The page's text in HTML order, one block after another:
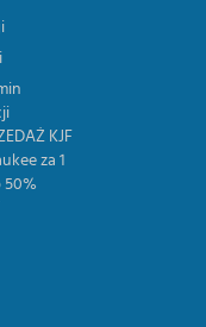
KJF
za 1
50%